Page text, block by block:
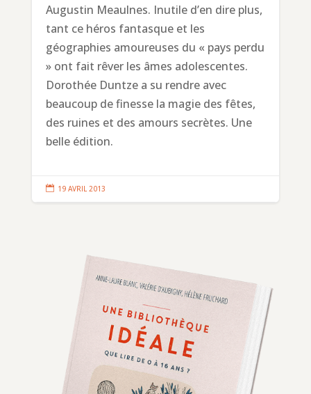
Augustin Meaulnes. Inutile d’en dire plus,
tant ce héros fantasque et les
géographies amoureuses du « pays perdu
» ont fait rêver les âmes adolescentes.
Dorothée Duntze a su rendre avec
beaucoup de finesse la magie des fêtes,
des ruines et des amours secrètes. Une
belle édition.
 19 AVRIL 2013